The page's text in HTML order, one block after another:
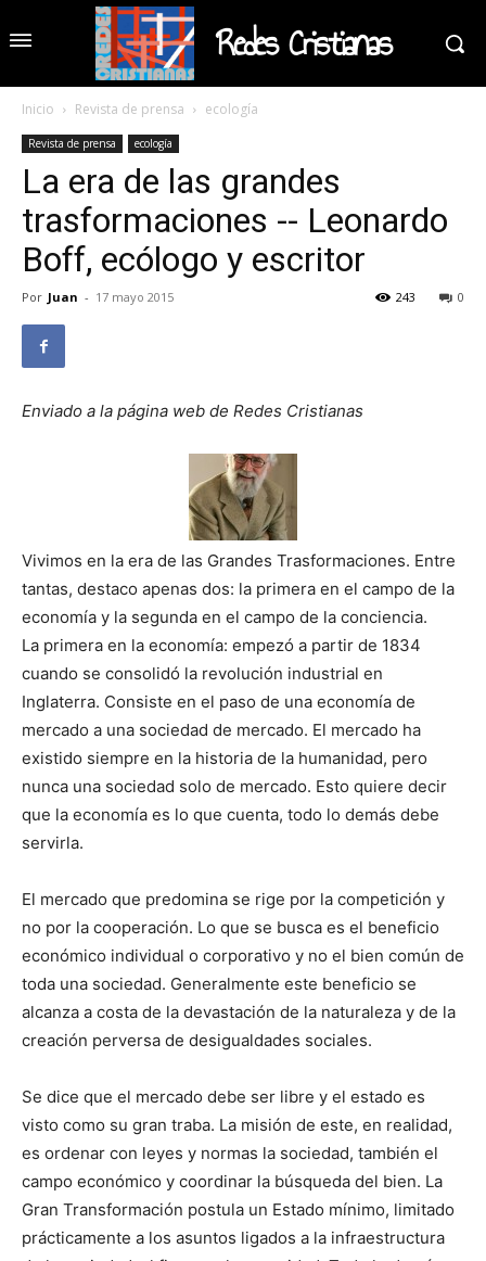
Redes Cristianas
Inicio Revista de prensa ecología
Revista de prensa ecología
La era de las grandes
trasformaciones -- Leonardo
Boff, ecólogo y escritor
Por Juan - 17 mayo 2015 0
243
Enviado a la página web de Redes Cristianas
Vivimos en la era de las Grandes Trasformaciones. Entre
tantas, destaco apenas dos: la primera en el campo de la
economía y la segunda en el campo de la conciencia.
La primera en la economía: empezó a partir de 1834
cuando se consolidó la revolución industrial en
Inglaterra. Consiste en el paso de una economía de
mercado a una sociedad de mercado. El mercado ha
existido siempre en la historia de la humanidad, pero
nunca una sociedad solo de mercado. Esto quiere decir
que la economía es lo que cuenta, todo lo demás debe
servirla.
El mercado que predomina se rige por la competición y
no por la cooperación. Lo que se busca es el beneficio
económico individual o corporativo y no el bien común de
toda una sociedad. Generalmente este beneficio se
alcanza a costa de la devastación de la naturaleza y de la
creación perversa de desigualdades sociales.
Se dice que el mercado debe ser libre y el estado es
visto como su gran traba. La misión de este, en realidad,
es ordenar con leyes y normas la sociedad, también el
campo económico y coordinar la búsqueda del bien. La
Gran Transformación postula un Estado mínimo, limitado
prácticamente a los asuntos ligados a la infraestructura